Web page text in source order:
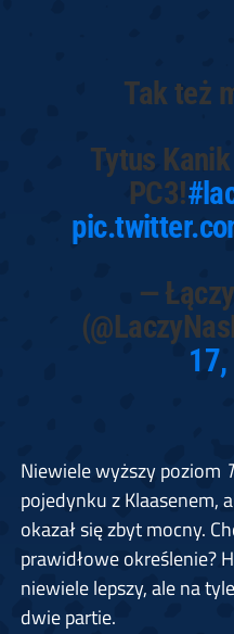
Tak też
Tytus
PC3!
—
Niewiele wyższy poziom
pojedynku z Klaasenem,
okazał się zbyt mocny.
prawidłowe określenie?
niewiele lepszy, ale na
dwie partie.